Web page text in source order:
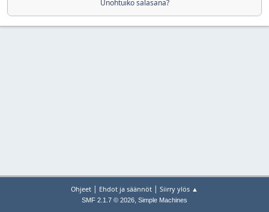
Unohtuiko salasana?
Ohjeet | Ehdot ja säännöt | Siirry ylös ▲
SMF 2.1.7 © 2026, Simple Machines